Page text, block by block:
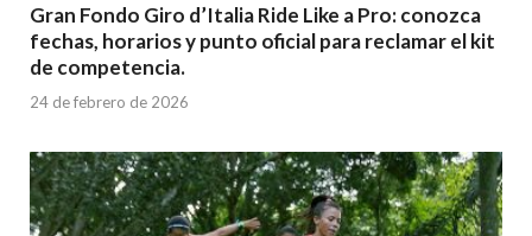
Gran Fondo Giro d’Italia Ride Like a Pro: conozca
fechas, horarios y punto oficial para reclamar el kit
de competencia.
24 de febrero de 2026